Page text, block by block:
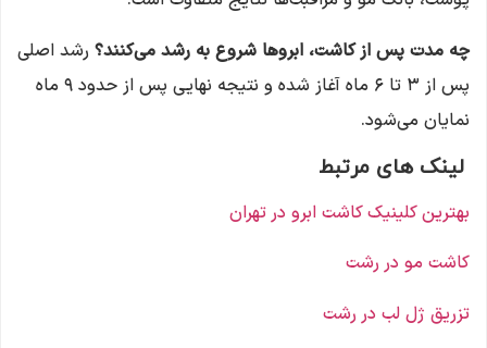
چه مدت پس از کاشت، ابروها شروع به رشد می‌کنند؟ رشد اصلی
پس از ۳ تا ۶ ماه آغاز شده و نتیجه نهایی پس از حدود ۹ ماه
نمایان می‌شود.
لینک های مرتبط
بهترین کلینیک کاشت ابرو در تهران
کاشت مو در رشت
تزریق ژل لب در رشت